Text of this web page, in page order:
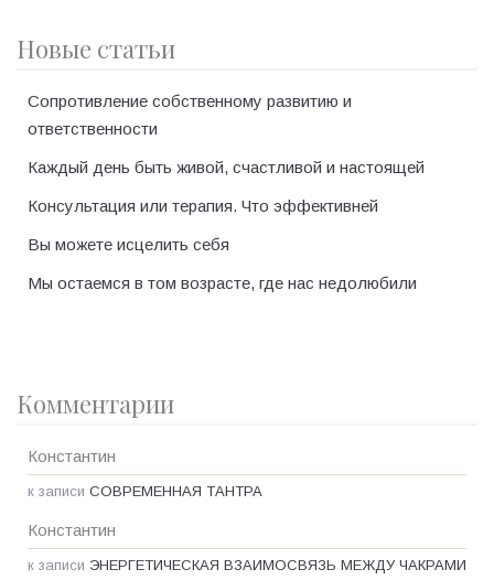
Новые статьи
Сопротивление собственному развитию и
ответственности
Каждый день быть живой, счастливой и настоящей
Консультация или терапия. Что эффективней
Вы можете исцелить себя
Мы остаемся в том возрасте, где нас недолюбили
Комментарии
Константин
к записи СОВРЕМЕННАЯ ТАНТРА
Константин
к записи ЭНЕРГЕТИЧЕСКАЯ ВЗАИМОСВЯЗЬ МЕЖДУ ЧАКРАМИ